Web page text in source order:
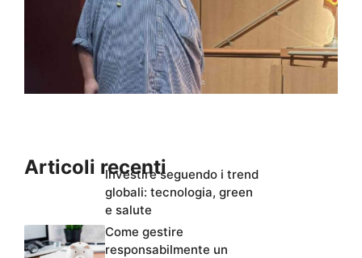
Articoli recentiInvestire seguendo i trend
globali: tecnologia, green
e salute
Come gestire
responsabilmente un